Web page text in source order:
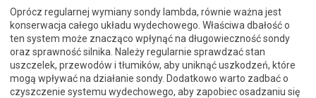
Oprócz regularnej wymiany sondy lambda, równie ważna jest
konserwacja całego układu wydechowego. Właściwa dbałość o
ten system może znacząco wpłynąć na długowieczność sondy
oraz sprawność silnika. Należy regularnie sprawdzać stan
uszczelek, przewodów i tłumików, aby uniknąć uszkodzeń, które
mogą wpływać na działanie sondy. Dodatkowo warto zadbać o
czyszczenie systemu wydechowego, aby zapobiec osadzaniu się